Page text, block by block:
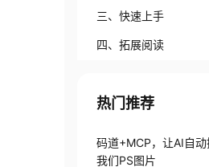
三、快速上手
四、拓展阅读
热门推荐
码道+MCP，让AI自
我们PS图片